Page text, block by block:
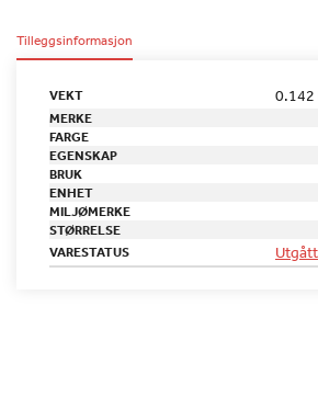
Tilleggsinformasjon
VEKT 0.142
MERKE
FARGE
EGENSKAP
BRUK
ENHET
MILJØMERKE
STØRRELSE
VARESTATUS
Utgått